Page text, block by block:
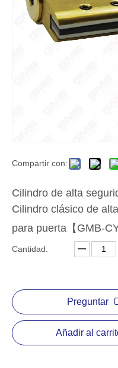
Compartir con:
Cilindro de alta
Cilindro clásico de
para puerta【GMB-
Cantidad:
Preguntar
Añadir al